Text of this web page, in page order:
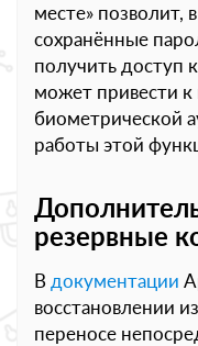
месте» позволит,
сохранённые
получить доступ
может привести
биометрической
работы этой
резервные
В документации
восстановлении
переносе